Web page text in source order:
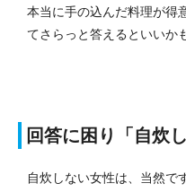
本当に手の込んだ料理が得
てさらっと答えるといいか
回答に困り「自炊
自炊しない女性は、当然で